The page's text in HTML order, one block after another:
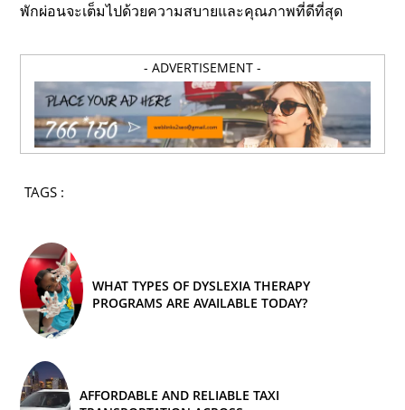
พักผ่อนจะเต็มไปด้วยความสบายและคุณภาพที่ดีที่สุด
- ADVERTISEMENT -
TAGS :
WHAT TYPES OF DYSLEXIA THERAPY
PROGRAMS ARE AVAILABLE TODAY?
AFFORDABLE AND RELIABLE TAXI